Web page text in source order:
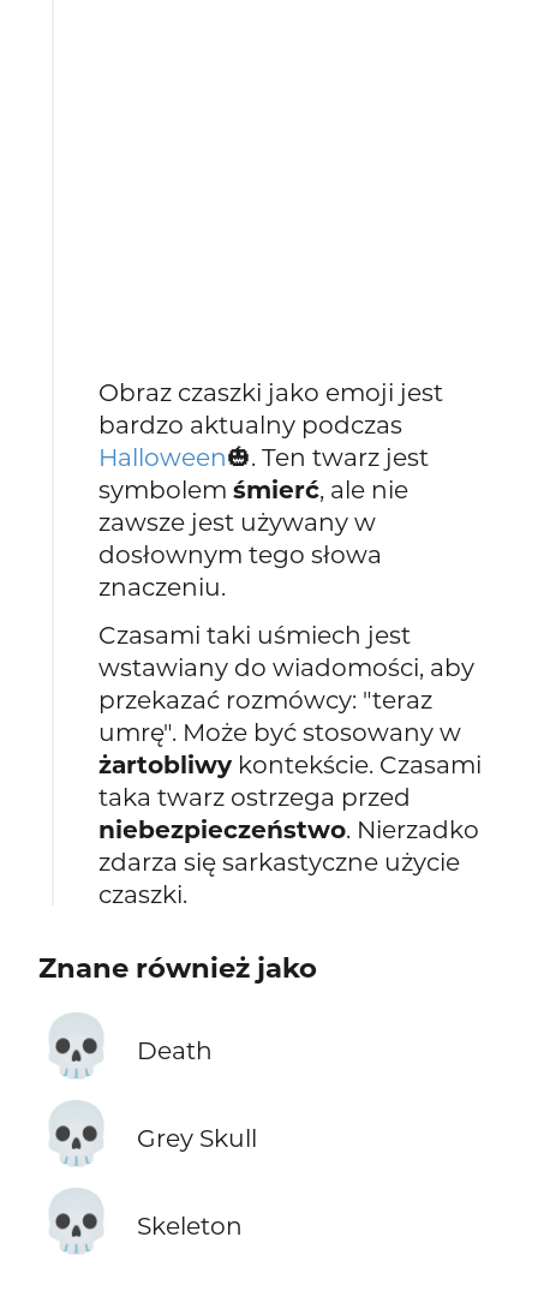
Obraz czaszki jako emoji jest
bardzo aktualny podczas
Halloween🎃. Ten twarz jest
symbolemśmierć, ale nie
zawsze jest używany w
dosłownym tego słowa
znaczeniu.
Czasami taki uśmiech jest
wstawiany do wiadomości, aby
przekazać rozmówcy: "teraz
umrę". Może być stosowany w
żartobliwy kontekście. Czasami
taka twarz ostrzega przed
niebezpieczeństwo. Nierzadko
zdarza się sarkastyczne użycie
czaszki.
Znane również jako
💀 Death
💀 Grey Skull
💀 Skeleton